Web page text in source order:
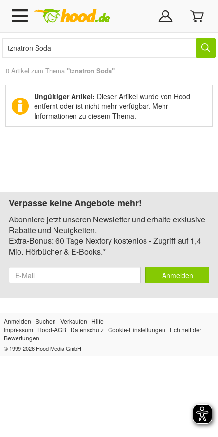
0 Artikel zum Thema "tznatron Soda"
Ungültiger Artikel: Dieser Artikel wurde von Hood
entfernt oder ist nicht mehr verfügbar. Mehr
Informationen zu diesem Thema.
Verpasse keine Angebote mehr!
Abonniere jetzt unseren Newsletter und erhalte exklusive
Rabatte und Neuigkeiten.
Extra-Bonus: 60 Tage Nextory kostenlos - Zugriff auf 1,4
Mio. Hörbücher & E-Books.*
Anmelden
Anmelden Suchen Verkaufen
Hilfe
Impressum
Hood-AGB Datenschutz Cookie-Einstellungen
Echtheit der
Bewertungen
© 1999-2026 Hood Media GmbH